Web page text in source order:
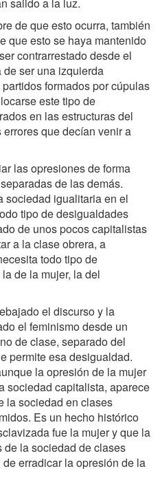
de que esto ocurra, también
que esto se haya mantenido
contrarrestado desde el
ser una izquierda
formados por cúpulas
este tipo de
en las estructuras del
que decían venir a
las opresiones de forma
de las demás.
sociedad igualitaria en el
tipo de desigualdades
de unos pocos capitalistas
a la clase obrera, a
todo tipo de
de la mujer, la del
el discurso y la
el feminismo desde un
de clase, separado del
permite esa desigualdad.
la opresión de la mujer
sociedad capitalista, aparece
la sociedad en clases
Es un hecho histórico
fue la mujer y que la
de la sociedad de clases
erradicar la opresión de la